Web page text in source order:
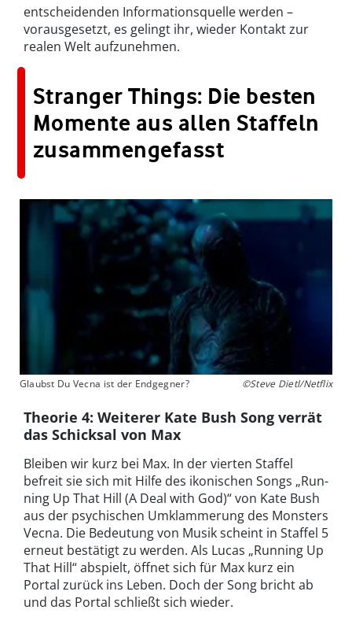
entscheidenden Informationsquelle werden –
vorausgesetzt, es gelingt ihr, wieder Kontakt zur
realen Welt aufzunehmen.
Stranger Things: Die besten
Momente aus allen Staffeln
zusammengefasst
Glaubst Du Vecna ist der Endgegner? ©Steve Dietl/Netflix
Theorie 4: Weiterer Kate Bush Song verrät
das Schicksal von Max
Bleiben wir kurz bei Max. In der vierten Staffel
befre­it sie sich mit Hil­fe des ikonis­chen Songs „Run­
ning Up That Hill (A Deal with God)“ von Kate Bush
aus der psy­chis­chen Umk­lam­merung des Mon­sters
Vec­na. Die Bedeutung von Musik scheint in Staffel 5
erneut bestätigt zu werden. Als Lucas „Running Up
That Hill“ abspielt, öffnet sich für Max kurz ein
Portal zurück ins Leben. Doch der Song bricht ab
und das Portal schließt sich wieder.